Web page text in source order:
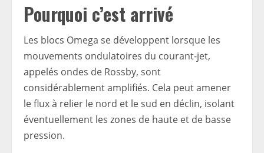
Pourquoi c’est arrivé
Les blocs Omega se développent lorsque les
mouvements ondulatoires du courant-jet,
appelés ondes de Rossby, sont
considérablement amplifiés. Cela peut amener
le flux à relier le nord et le sud en déclin, isolant
éventuellement les zones de haute et de basse
pression.